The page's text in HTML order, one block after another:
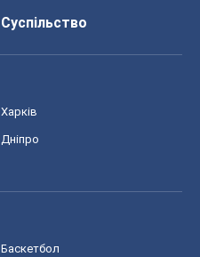
Суспільство
Харків
Дніпро
Баскетбол